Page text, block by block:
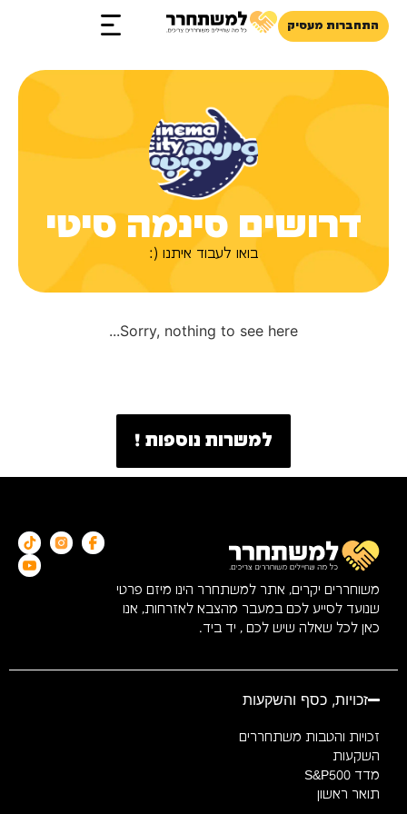
התחברות מעסיק
דרושים סינמה סיטי
בואו לעבוד איתנו (:
Sorry, nothing to see here...
למשרות נוספות !
משוחררים יקרים, אתר למשתחרר הינו מיזם פרטי
שנועד לסייע לכם במעבר מהצבא לאזרחות, אנו
כאן לכל שאלה שיש לכם , יד ביד.
זכויות, כסף והשקעות
זכויות והטבות משתחררים
השקעות
מדד S&P500
תואר ראשון